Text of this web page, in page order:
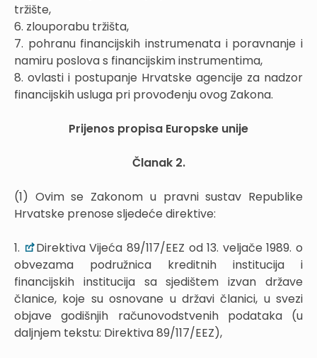
tržište,
6. zlouporabu tržišta,
7. pohranu financijskih instrumenata i poravnanje i
namiru poslova s financijskim instrumentima,
8. ovlasti i postupanje Hrvatske agencije za nadzor
financijskih usluga pri provođenju ovog Zakona.
Prijenos propisa Europske unije
Članak 2.
(1) Ovim se Zakonom u pravni sustav Republike
Hrvatske prenose sljedeće direktive:
1.
Direktiva Vijeća 89/117/EEZ od 13. veljače 1989. o
obvezama podružnica kreditnih institucija i
financijskih institucija sa sjedištem izvan države
članice, koje su osnovane u državi članici, u svezi
objave godišnjih računovodstvenih podataka (u
daljnjem tekstu: Direktiva 89/117/EEZ),